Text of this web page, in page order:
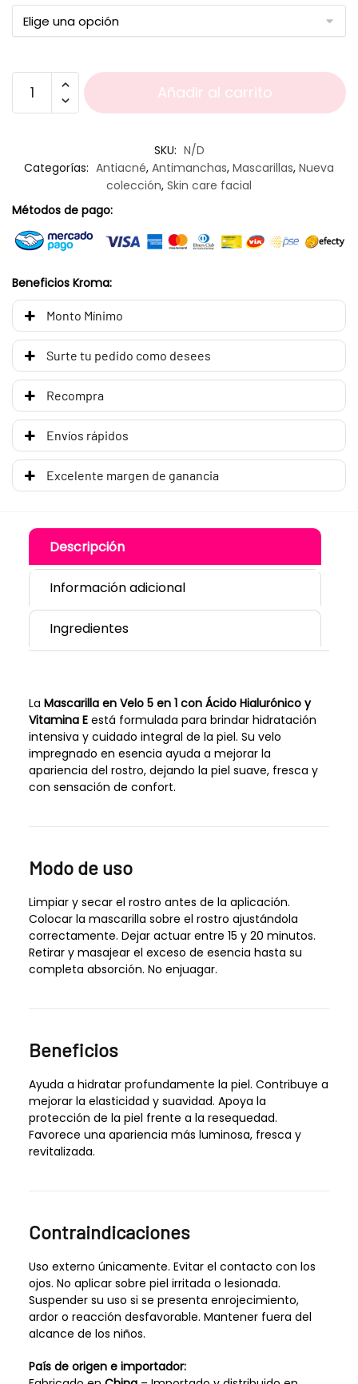
Añadir al carrito
SKU: N/D
Categorías: Antiacné, Antimanchas, Mascarillas, Nueva
colección, Skin care facial
Métodos de pago:
Beneficios Kroma:
Monto Mínimo
Surte tu pedido como desees
Recompra
Envíos rápidos
Excelente margen de ganancia
Descripción
Información adicional
Ingredientes
La Mascarilla en Velo 5 en 1 con Ácido Hialurónico y
Vitamina Eestá formulada para brindar hidratación
intensiva y cuidado integral de la piel. Su velo
impregnado en esencia ayuda a mejorar la
apariencia del rostro, dejando la piel suave, fresca y
con sensación de confort.
Modo de uso
Limpiar y secar el rostro antes de la aplicación.
Colocar la mascarilla sobre el rostro ajustándola
correctamente. Dejar actuar entre 15 y 20 minutos.
Retirar y masajear el exceso de esencia hasta su
completa absorción. No enjuagar.
Beneficios
Ayuda a hidratar profundamente la piel. Contribuye a
mejorar la elasticidad y suavidad. Apoya la
protección de la piel frente a la resequedad.
Favorece una apariencia más luminosa, fresca y
revitalizada.
Contraindicaciones
Uso externo únicamente. Evitar el contacto con los
ojos. No aplicar sobre piel irritada o lesionada.
Suspender su uso si se presenta enrojecimiento,
ardor o reacción desfavorable. Mantener fuera del
alcance de los niños.
País de origen e importador: